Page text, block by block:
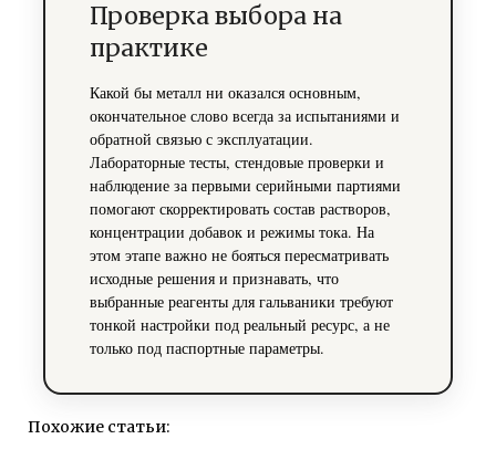
Проверка выбора на
практике
Какой бы металл ни оказался основным,
окончательное слово всегда за испытаниями и
обратной связью с эксплуатации.
Лабораторные тесты, стендовые проверки и
наблюдение за первыми серийными партиями
помогают скорректировать состав растворов,
концентрации добавок и режимы тока. На
этом этапе важно не бояться пересматривать
исходные решения и признавать, что
выбранные реагенты для гальваники требуют
тонкой настройки под реальный ресурс, а не
только под паспортные параметры.
Похожие статьи: